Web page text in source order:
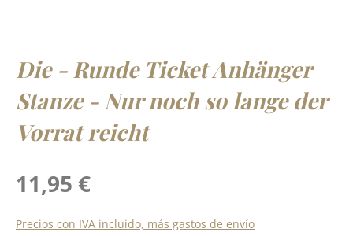
Die - Runde Ticket Anhänger
Stanze - Nur noch so lange der
Vorrat reicht
Precio normal:
11,95 €
Precios con IVA incluido, más gastos de envío